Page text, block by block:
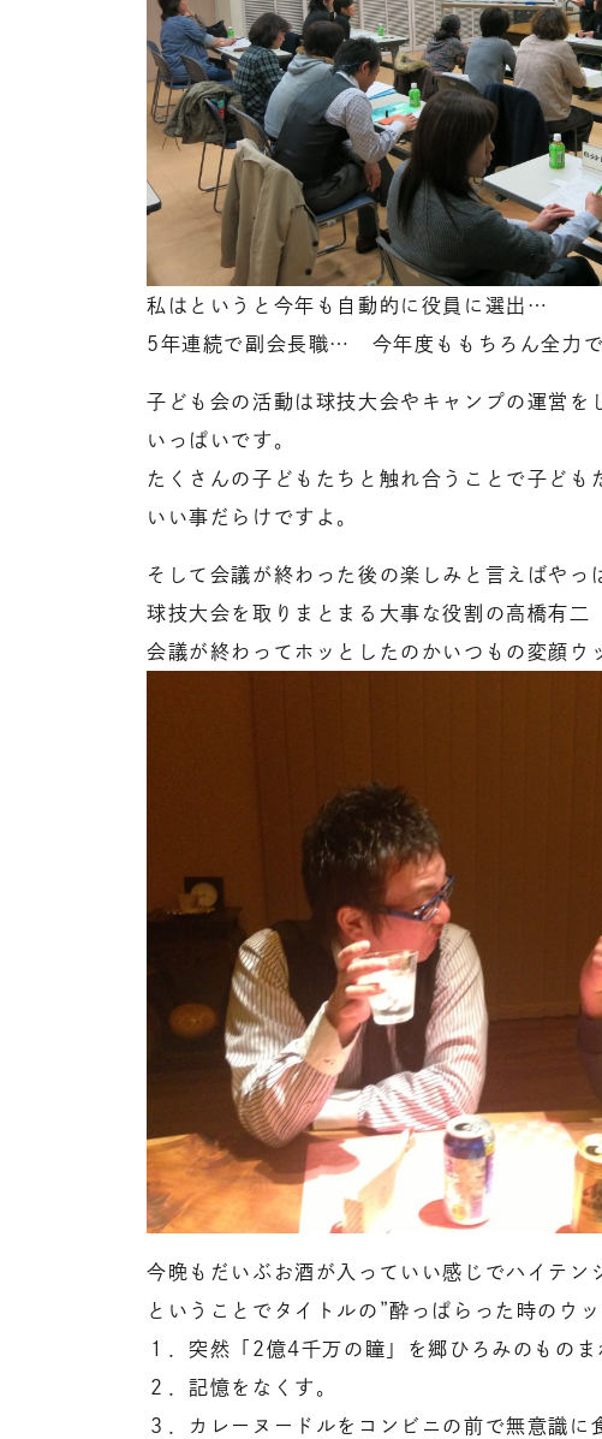
私はというと今年も自動的に役員に選出…
5年連続で副会長職… 今年度ももちろん全力で
子ども会の活動は球技大会やキャンプの運営
いっぱいです。
たくさんの子どもたちと触れ合うことで子ど
いい事だらけですよ。
そして会議が終わった後の楽しみと言えばやっ
球技大会を取りまとまる大事な役割の高橋有
会議が終わってホッとしたのかいつもの変顔ウ
今晩もだいぶお酒が入っていい感じでハイテン
ということでタイトルの”酔っぱらった時のウ
１．突然「2億4千万の瞳」を郷ひろみのものま
２．記憶をなくす。
３．カレーヌードルをコンビニの前で無意識に